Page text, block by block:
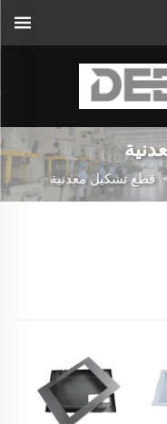
قطع تشكيل معدنية